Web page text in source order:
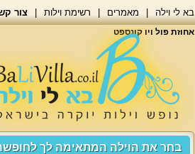
בא לי וילה מאמרים רשימת וילות צור
אחוזת פול ויו קונספט
בחר את הוילה המתאימה לך